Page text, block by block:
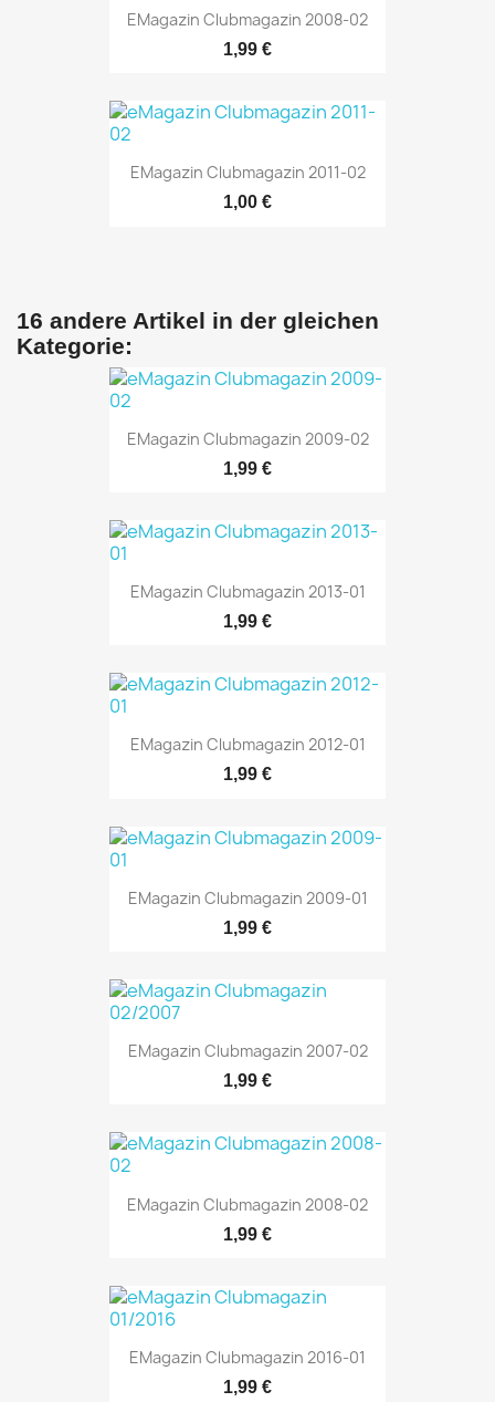
EMagazin Clubmagazin 2008-02
1,99 €
EMagazin Clubmagazin 2011-02
1,00 €
16 andere Artikel in der gleichen
Kategorie:
EMagazin Clubmagazin 2009-02
1,99 €
EMagazin Clubmagazin 2013-01
1,99 €
EMagazin Clubmagazin 2012-01
1,99 €
EMagazin Clubmagazin 2009-01
1,99 €
EMagazin Clubmagazin 2007-02
1,99 €
EMagazin Clubmagazin 2008-02
1,99 €
EMagazin Clubmagazin 2016-01
1,99 €